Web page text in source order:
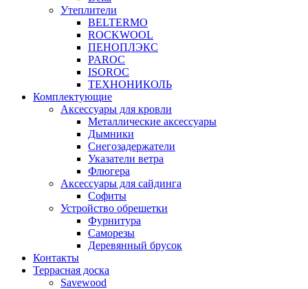
Утеплители
BELTERMO
ROCKWOOL
ПЕНОПЛЭКС
PAROC
ISOROC
ТЕХНОНИКОЛЬ
Комплектующие
Аксессуары для кровли
Металлические аксессуары
Дымники
Снегозадержатели
Указатели ветра
Флюгера
Аксессуары для сайдинга
Софиты
Устройство обрешетки
Фурнитура
Саморезы
Деревянный брусок
Контакты
Террасная доска
Savewood